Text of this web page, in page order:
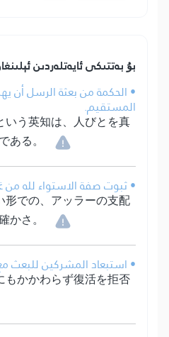
بۇ بەتتىكى ئايەتلەردىن
• الحكمة من بعثة الرسل أن
المستقيم.
う英知は、人びとを真
る。
• ثبوت صفة الاستواء لله من
での、アッラーの支配
かさ。
• استبعاد المشركين للبعث
かかわらず復活を拒否